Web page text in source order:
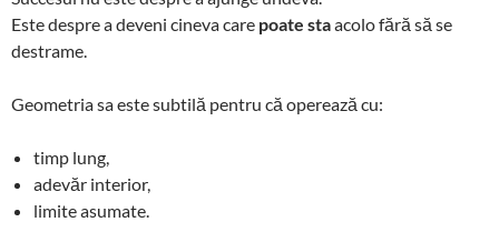
Este despre a deveni cineva care poate staacolo fără să se
destrame.
Geometria sa este subtilă pentru că operează cu:
timp lung,
adevăr interior,
limite asumate.